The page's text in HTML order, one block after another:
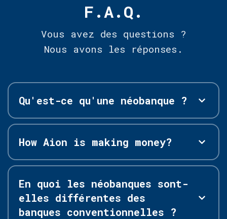
F.A.Q.
Vous avez des questions ?
Nous avons les réponses.
Qu'est-ce qu'une néobanque ?
How Aion is making money?
En quoi les néobanques sont-
elles différentes des
banques conventionnelles ?